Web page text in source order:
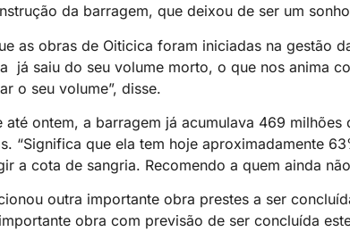
da barragem, que deixou de ser um
as obras de Oiticica foram iniciadas na gestão
já saiu do seu volume morto, o que nos anima
o seu volume”, disse.
até ontem, a barragem já acumulava 469
“Significa que ela tem hoje aproximadamente
a cota de sangria. Recomendo a quem ainda
outra importante obra prestes a ser
obra com previsão de ser concluída